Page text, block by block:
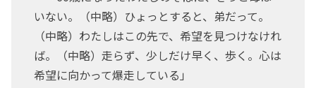
いない。（中略）ひょっとすると、弟だって。
（中略）わたしはこの先で、希望を見つけなけれ
ば。（中略）走らず、少しだけ早く、歩く。心は
希望に向かって爆走している」